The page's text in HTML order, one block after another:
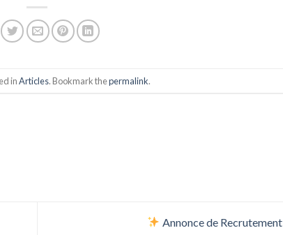
inArticles. Bookmark thepermalink.
Annonce de Recrutement